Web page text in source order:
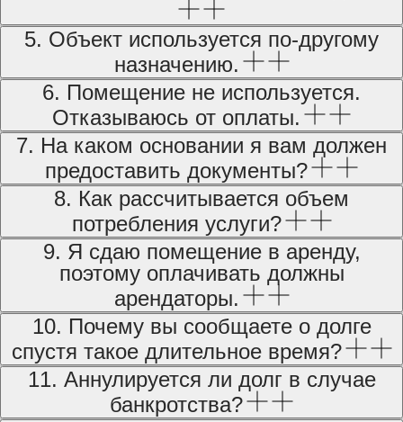
5. Объект используется по-другому
назначению.
6. Помещение не используется.
Отказываюсь от оплаты.
7. На каком основании я вам должен
предоставить документы?
8. Как рассчитывается объем
потребления услуги?
9. Я сдаю помещение в аренду,
поэтому оплачивать должны
арендаторы.
10. Почему вы сообщаете о долге
спустя такое длительное время?
11. Аннулируется ли долг в случае
банкротства?